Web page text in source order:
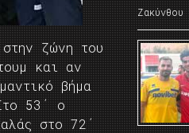
ζώνη του
και αν
βήμα
53΄ ο
στο 72΄
Ζακύνθου …